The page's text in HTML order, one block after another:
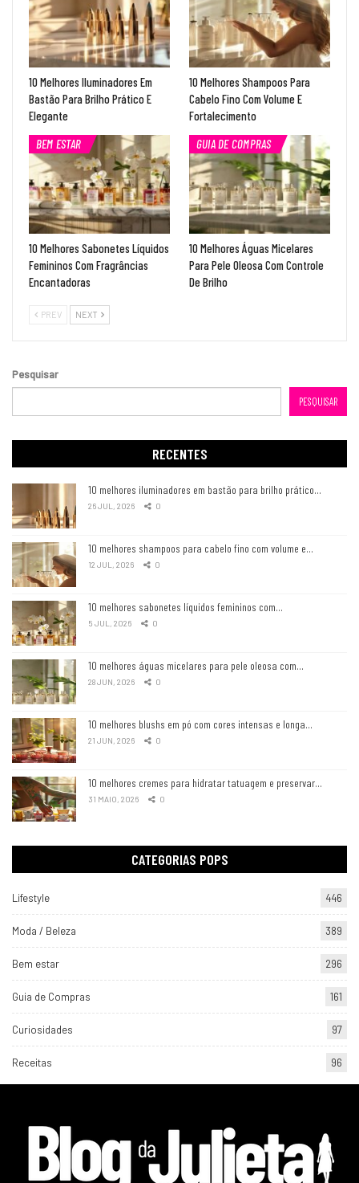
10 Melhores Iluminadores Em
Bastão Para Brilho Prático E
Elegante
10 Melhores Shampoos Para
Cabelo Fino Com Volume E
Fortalecimento
BEM ESTAR
10 Melhores Sabonetes Líquidos
Femininos Com Fragrâncias
Encantadoras
GUIA DE COMPRAS
10 Melhores Águas Micelares
Para Pele Oleosa Com Controle
De Brilho
PREV NEXT
Pesquisar
PESQUISAR
RECENTES
10 melhores iluminadores em bastão para brilho prático…
26 JUL, 2026 0
10 melhores shampoos para cabelo fino com volume e…
12 JUL, 2026 0
10 melhores sabonetes líquidos femininos com…
5 JUL, 2026 0
10 melhores águas micelares para pele oleosa com…
28 JUN, 2026 0
10 melhores blushs em pó com cores intensas e longa…
21 JUN, 2026 0
10 melhores cremes para hidratar tatuagem e preservar…
31 MAIO, 2026 0
CATEGORIAS POPS
Lifestyle 446
Moda / Beleza 389
Bem estar 296
Guia de Compras 161
Curiosidades 97
Receitas 96